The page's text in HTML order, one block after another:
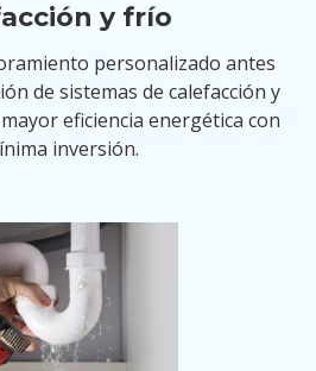
y frío
personalizado antes
de sistemas de calefacción y
eficiencia energética con
inversión.